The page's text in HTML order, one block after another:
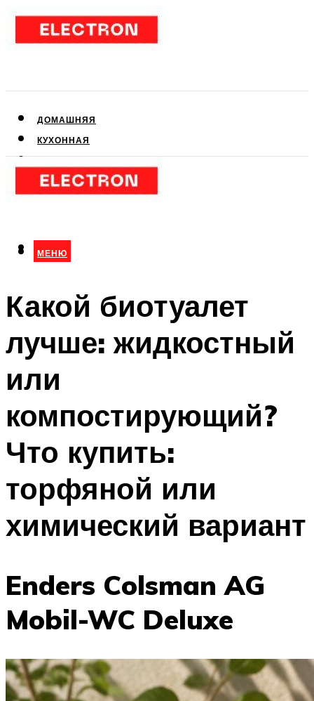
ДОМАШНЯЯ
КУХОННАЯ
КЛИМАТИЧЕСКАЯ
МЕНЮ
МЕНЮ
Какой биотуалет
лучше: жидкостный
или
компостирующий?
Что купить:
торфяной или
химический вариант
Enders Colsman AG
Mobil-WC Deluxe